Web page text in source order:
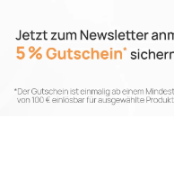
im
offiziellen
HUAWEI